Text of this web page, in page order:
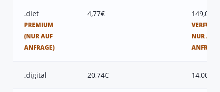
.diet
PREMIUM
(NUR AUF
ANFRAGE)
4,77€ 149,00€
NUR AUF
.digital 20,74€ 14,00€